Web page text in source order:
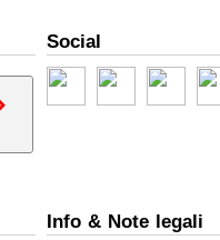
Social
Info & Note legali